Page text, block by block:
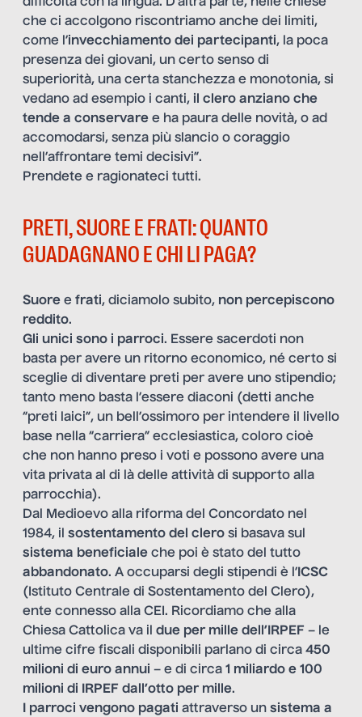
difficoltà con la lingua. D’altra parte, nelle chiese
che ci accolgono riscontriamo anche dei limiti,
come l’invecchiamento dei partecipanti, la poca
presenza dei giovani, un certo senso di
superiorità, una certa stanchezza e monotonia, si
vedano ad esempio i canti, il clero anziano che
tende a conservare e ha paura delle novità, o ad
accomodarsi, senza più slancio o coraggio
nell’affrontare temi decisivi”.
Prendete e ragionateci tutti.
PRETI, SUORE E FRATI: QUANTO
GUADAGNANO E CHI LI PAGA?
Suore e frati, diciamolo subito, non percepiscono
reddito.
Gli unici sono i parroci. Essere sacerdoti non
basta per avere un ritorno economico, né certo si
sceglie di diventare preti per avere uno stipendio;
tanto meno basta l’essere diaconi (detti anche
“preti laici”, un bell’ossimoro per intendere il livello
base nella “carriera” ecclesiastica, coloro cioè
che non hanno preso i voti e possono avere una
vita privata al di là delle attività di supporto alla
parrocchia).
Dal Medioevo alla riforma del Concordato nel
1984, il sostentamento del clero si basava sul
sistema beneficiale che poi è stato del tutto
abbandonato. A occuparsi degli stipendi è l’ICSC
(Istituto Centrale di Sostentamento del Clero),
ente connesso alla CEI. Ricordiamo che alla
Chiesa Cattolica va il due per mille dell’IRPEF – le
ultime cifre fiscali disponibili parlano di circa 450
milioni di euro annui – e di circa 1 miliardo e 100
milioni di IRPEF dall’otto per mille.
I parroci vengono pagati attraverso un sistema a